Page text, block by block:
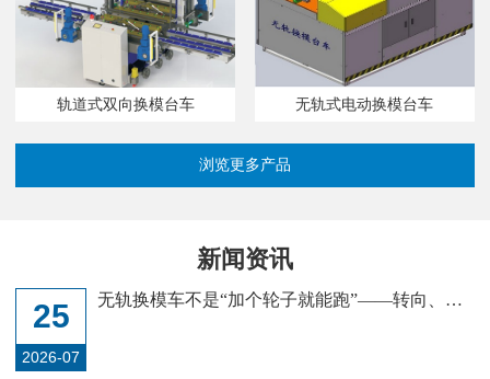
轨道式双向换模台车 无轨式电动换模台车
浏览更多产品
新闻资讯
25
2026-07
无轨换模车不是“加个轮子就能跑”——转向、定